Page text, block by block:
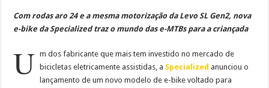
Com rodas aro 24 e a mesma motorização da Levo SL Gen2, nova
e-bike da Specialized traz o mundo das e-MTBs para a criançada
U m dos fabricante que mais tem investido no mercado de
bicicletas eletricamente assistidas, a Specialized anunciou o
lançamento de um novo modelo de e-bike voltado para